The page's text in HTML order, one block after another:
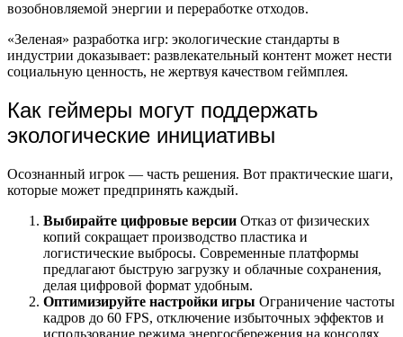
возобновляемой энергии и переработке отходов.
«Зеленая» разработка игр: экологические стандарты в
индустрии доказывает: развлекательный контент может нести
социальную ценность, не жертвуя качеством геймплея.
Как геймеры могут поддержать
экологические инициативы
Осознанный игрок — часть решения. Вот практические шаги,
которые может предпринять каждый.
Выбирайте цифровые версии Отказ от физических
копий сокращает производство пластика и
логистические выбросы. Современные платформы
предлагают быструю загрузку и облачные сохранения,
делая цифровой формат удобным.
Оптимизируйте настройки игры Ограничение частоты
кадров до 60 FPS, отключение избыточных эффектов и